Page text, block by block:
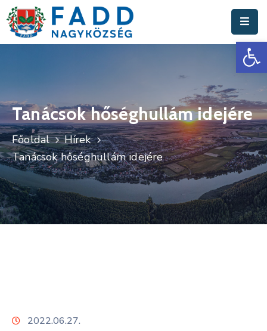
Hivatal
Fadd
Nagyközség
Turisztika
Választási
Információk
Tanácsok hőséghullám idejére
Főoldal
Hírek
Tanácsok hőséghullám idejére
2022.06.27.